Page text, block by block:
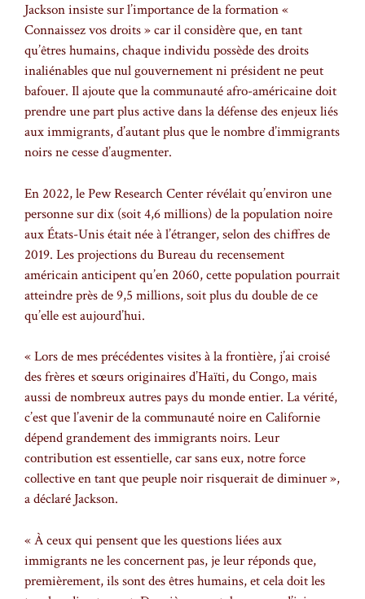
Jackson insiste sur l’importance de la formation «
Connaissez vos droits » car il considère que, en tant
qu’êtres humains, chaque individu possède des droits
inaliénables que nul gouvernement ni président ne peut
bafouer. Il ajoute que la communauté afro-américaine doit
prendre une part plus active dans la défense des enjeux liés
aux immigrants, d’autant plus que le nombre d’immigrants
noirs ne cesse d’augmenter.
En 2022, le Pew Research Center révélait qu’environ une
personne sur dix (soit 4,6 millions) de la population noire
aux États-Unis était née à l’étranger, selon des chiffres de
2019. Les projections du Bureau du recensement
américain anticipent qu’en 2060, cette population pourrait
atteindre près de 9,5 millions, soit plus du double de ce
qu’elle est aujourd’hui.
« Lors de mes précédentes visites à la frontière, j’ai croisé
des frères et sœurs originaires d’Haïti, du Congo, mais
aussi de nombreux autres pays du monde entier. La vérité,
c’est que l’avenir de la communauté noire en Californie
dépend grandement des immigrants noirs. Leur
contribution est essentielle, car sans eux, notre force
collective en tant que peuple noir risquerait de diminuer »,
a déclaré Jackson.
« À ceux qui pensent que les questions liées aux
immigrants ne les concernent pas, je leur réponds que,
premièrement, ils sont des êtres humains, et cela doit les